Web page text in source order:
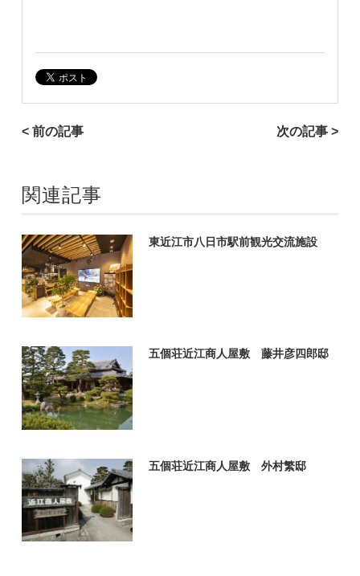
< 前の記事 次の記事 >
関連記事
東近江市八日市駅前観光交流施設
五個荘近江商人屋敷 藤井彦四郎邸
五個荘近江商人屋敷 外村繁邸